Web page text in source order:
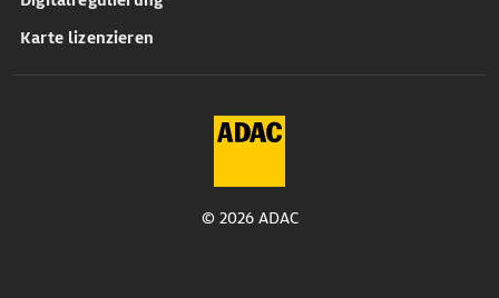
Karte lizenzieren
© 2026 ADAC